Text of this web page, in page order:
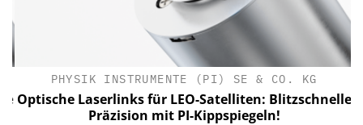
PHYSIK INSTRUMENTE (PI) SE & CO. KG
Optische Laserlinks für LEO-Satelliten: Blitzschnelle
Präzision mit PI-Kippspiegeln!